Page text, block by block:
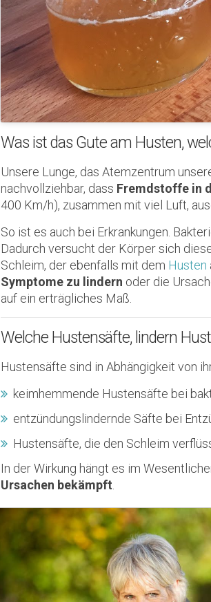
Was ist das Gute am Husten,
Unsere Lunge, das Atemzentrum
nachvollziehbar, dass Fremdstoffe in
400 Km/h), zusammen mit viel Luft,
So ist es auch bei Erkrankungen.
Dadurch versucht der Körper sich
Schleim, der ebenfalls mit dem Husten
Symptome zu lindern oder die
auf ein erträgliches Maß.
Welche Hustensäfte, lindern
Hustensäfte sind in Abhängigkeit von
keimhemmende Hustensäfte bei
entzündungslindernde Säfte bei
Hustensäfte, die den Schleim
In der Wirkung hängt es im
Ursachen bekämpft